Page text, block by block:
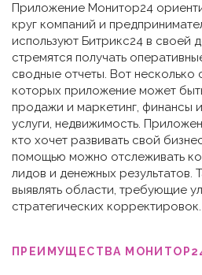
Приложение Монитор24
круг компаний и
используют Битрикс24 в своей
стремятся получать
сводные отчеты. Вот несколько
которых приложение может
продажи и маркетинг, финансы
услуги, недвижимость.
кто хочет развивать свой
помощью можно отслеживать
лидов и денежных результатов.
выявлять области, требующие
стратегических корректировок.
ПРЕИМУЩЕСТВА